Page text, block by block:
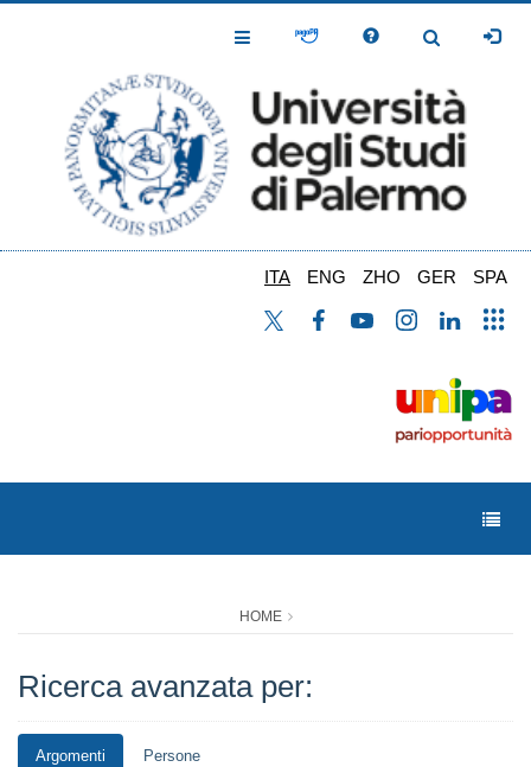
Toggle
Toggle
ITA ENG ZHO GER SPA
HOME
Ricerca avanzata per:
Argomenti Persone